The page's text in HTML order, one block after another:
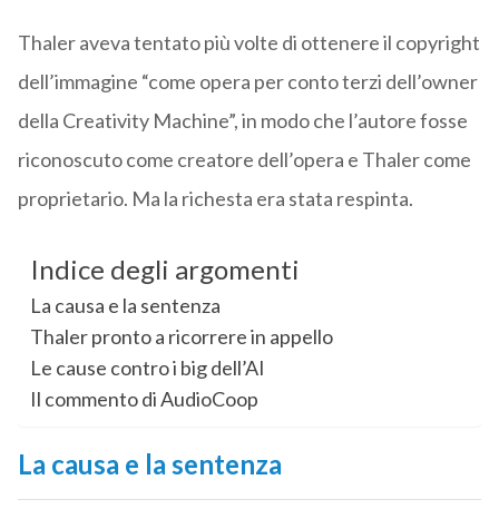
Thaler aveva tentato più volte di ottenere il copyright
dell’immagine “come opera per conto terzi dell’owner
della Creativity Machine”, in modo che l’autore fosse
riconoscuto come creatore dell’opera e Thaler come
proprietario. Ma la richesta era stata respinta.
Indice degli argomenti
La causa e la sentenza
Thaler pronto a ricorrere in appello
Le cause contro i big dell’AI
Il commento di AudioCoop
La causa e la sentenza